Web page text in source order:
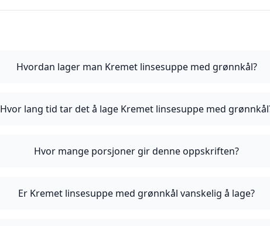
Hvordan lager man Kremet linsesuppe med grønnkål?
Hvor lang tid tar det å lage Kremet linsesuppe med
Hvor mange porsjoner gir denne oppskriften?
Er Kremet linsesuppe med grønnkål vanskelig å lage?